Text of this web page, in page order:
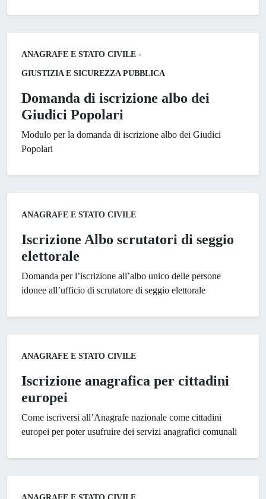
Categoria:
ANAGRAFE E STATO CIVILE -
GIUSTIZIA E SICUREZZA PUBBLICA
Domanda di iscrizione albo dei
Giudici Popolari
Modulo per la domanda di iscrizione albo dei Giudici
Popolari
Categoria:
ANAGRAFE E STATO CIVILE
Iscrizione Albo scrutatori di seggio
elettorale
Domanda per l’iscrizione all’albo unico delle persone
idonee all’ufficio di scrutatore di seggio elettorale
Categoria:
ANAGRAFE E STATO CIVILE
Iscrizione anagrafica per cittadini
europei
Come iscriversi all’Anagrafe nazionale come cittadini
europei per poter usufruire dei servizi anagrafici comunali
Categoria: